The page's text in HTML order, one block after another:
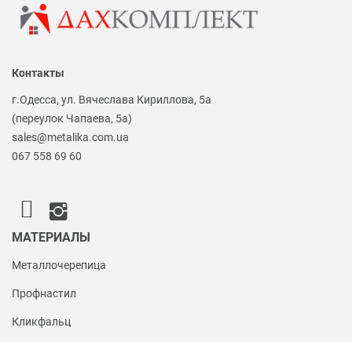
Контакты
г.Одесса, ул. Вячеслава Кириллова, 5а
(переулок Чапаева, 5а)
sales@metalika.com.ua
067 558 69 60
МАТЕРИАЛЫ
Металлочерепица
Профнастил
Кликфальц